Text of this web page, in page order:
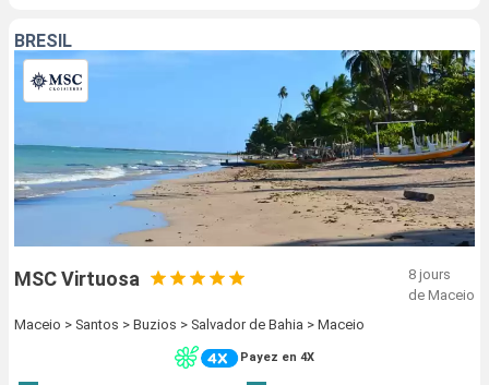
BRÉSIL
MSC Virtuosa
8 jours
de Maceio
Maceio > Santos > Buzios > Salvador de Bahia > Maceio
Payez en 4X